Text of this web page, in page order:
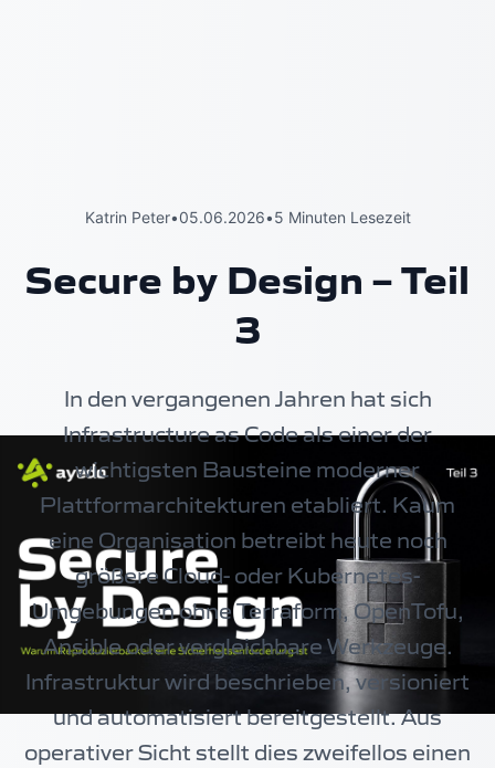
Katrin Peter•05.06.2026•5 Minuten Lesezeit
Secure by Design – Teil
3
In den vergangenen Jahren hat sich
Infrastructure as Code als einer der
wichtigsten Bausteine moderner
Plattformarchitekturen etabliert. Kaum
eine Organisation betreibt heute noch
größere Cloud- oder Kubernetes-
Umgebungen ohne Terraform, OpenTofu,
Ansible oder vergleichbare Werkzeuge.
Infrastruktur wird beschrieben, versioniert
und automatisiert bereitgestellt. Aus
operativer Sicht stellt dies zweifellos einen